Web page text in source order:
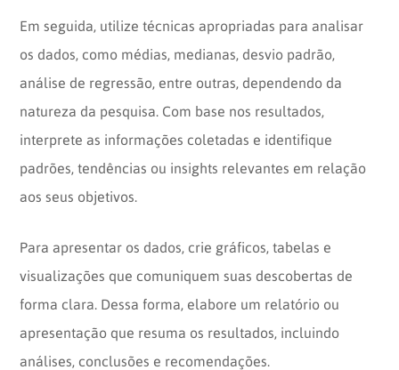
Em seguida, utilize técnicas apropriadas para analisar
os dados, como médias, medianas, desvio padrão,
análise de regressão, entre outras, dependendo da
natureza da pesquisa. Com base nos resultados,
interprete as informações coletadas e identifique
padrões, tendências ou insights relevantes em relação
aos seus objetivos.
Para apresentar os dados, crie gráficos, tabelas e
visualizações que comuniquem suas descobertas de
forma clara. Dessa forma, elabore um relatório ou
apresentação que resuma os resultados, incluindo
análises, conclusões e recomendações.